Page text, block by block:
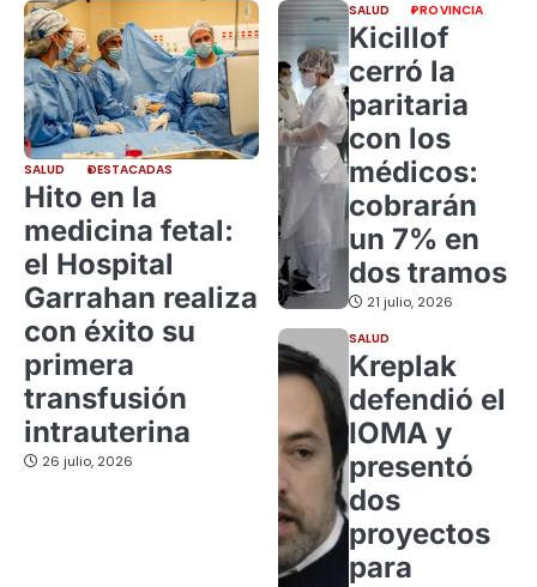
SALUD DESTACADAS
Hito en la
medicina fetal:
el Hospital
Garrahan realiza
con éxito su
primera
transfusión
intrauterina
26 julio, 2026
SALUD PROVINCIA
Kicillof
cerró la
paritaria
con los
médicos:
cobrarán
un 7% en
dos tramos
21 julio, 2026
SALUD
Kreplak
defendió el
IOMA y
presentó
dos
proyectos
para